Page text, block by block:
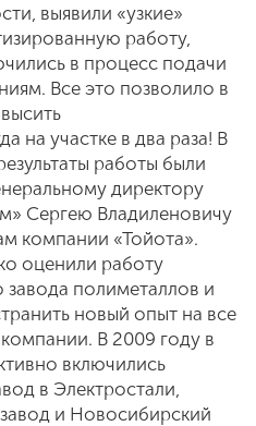
выявили «узкие»
работу,
в процесс подачи
Все это позволило в
на участке в два раза! В
работы были
директору
Сергею Владиленовичу
компании «Тойота».
оценили работу
завода полиметаллов и
новый опыт на все
В 2009 году в
включились
в Электростали,
и Новосибирский